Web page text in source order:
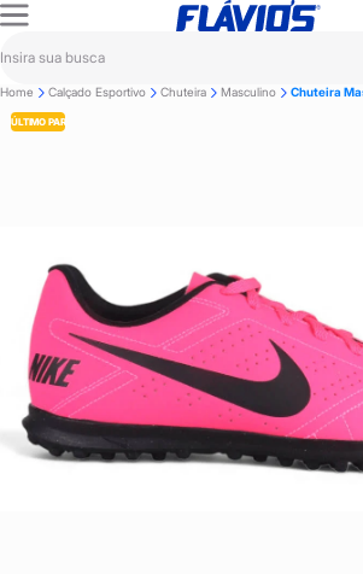
Home Calçado Esportivo Chuteira Masculino Chuteira
ÚLTIMO PAR